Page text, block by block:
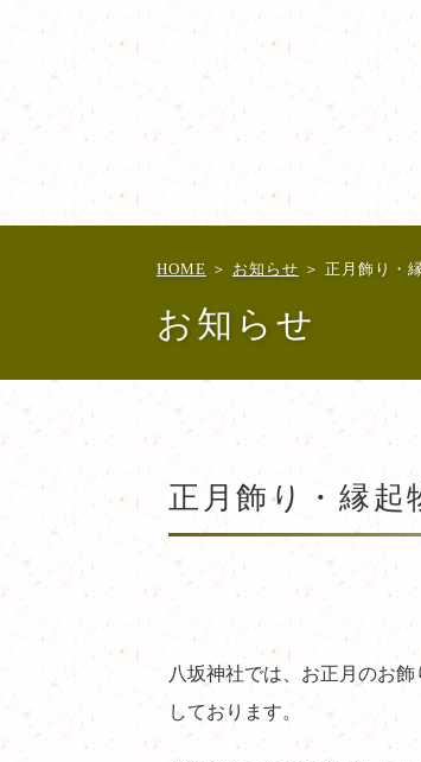
HOME ＞ お知らせ ＞ 正月飾り・
お知らせ
正月飾り・縁起
八坂神社では、お正月のお
しております。